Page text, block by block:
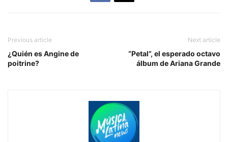
Previous article
¿Quién es Angine de
poitrine?
Next article
“Petal”, el esperado octavo
álbum de Ariana Grande